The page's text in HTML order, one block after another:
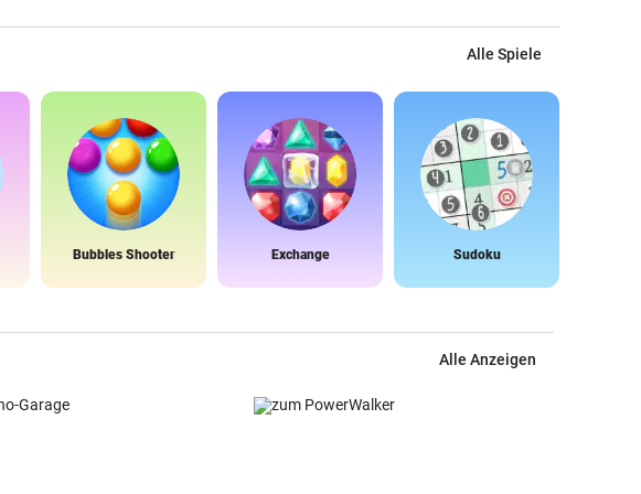
Alle Spiele
Bubbles Shooter Exchange Sudoku
Alle Anzeigen